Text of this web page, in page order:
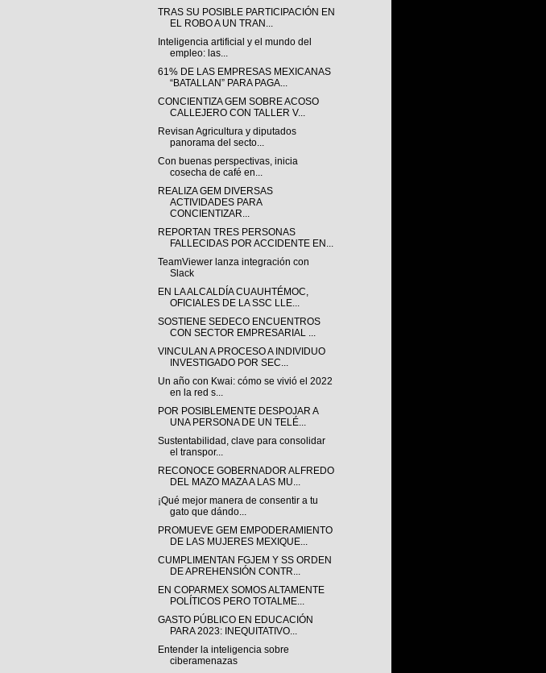
TRAS SU POSIBLE PARTICIPACIÓN EN
EL ROBO A UN TRAN...
Inteligencia artificial y el mundo del
empleo: las...
61% DE LAS EMPRESAS MEXICANAS
“BATALLAN” PARA PAGA...
CONCIENTIZA GEM SOBRE ACOSO
CALLEJERO CON TALLER V...
Revisan Agricultura y diputados
panorama del secto...
Con buenas perspectivas, inicia
cosecha de café en...
REALIZA GEM DIVERSAS
ACTIVIDADES PARA
CONCIENTIZAR...
REPORTAN TRES PERSONAS
FALLECIDAS POR ACCIDENTE EN...
TeamViewer lanza integración con
Slack
EN LA ALCALDÍA CUAUHTÉMOC,
OFICIALES DE LA SSC LLE...
SOSTIENE SEDECO ENCUENTROS
CON SECTOR EMPRESARIAL ...
VINCULAN A PROCESO A INDIVIDUO
INVESTIGADO POR SEC...
Un año con Kwai: cómo se vivió el 2022
en la red s...
POR POSIBLEMENTE DESPOJAR A
UNA PERSONA DE UN TELÉ...
Sustentabilidad, clave para consolidar
el transpor...
RECONOCE GOBERNADOR ALFREDO
DEL MAZO MAZA A LAS MU...
¡Qué mejor manera de consentir a tu
gato que dándo...
PROMUEVE GEM EMPODERAMIENTO
DE LAS MUJERES MEXIQUE...
CUMPLIMENTAN FGJEM Y SS ORDEN
DE APREHENSIÓN CONTR...
EN COPARMEX SOMOS ALTAMENTE
POLÍTICOS PERO TOTALME...
GASTO PÚBLICO EN EDUCACIÓN
PARA 2023: INEQUITATIVO...
Entender la inteligencia sobre
ciberamenazas